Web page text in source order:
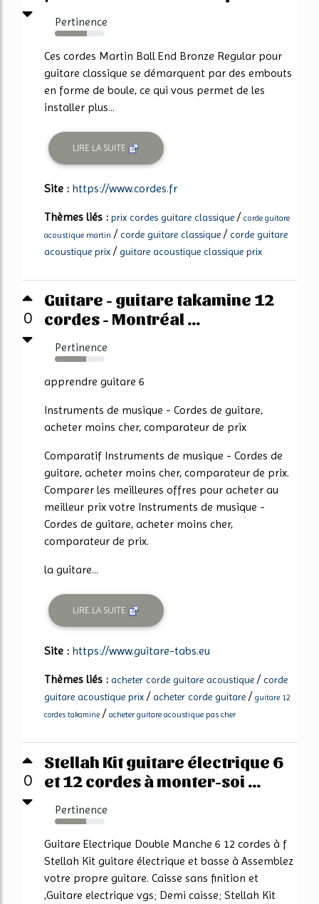
Pertinence
64%
Ces cordes Martin Ball End Bronze Regular pour
guitare classique se démarquent par des embouts
en forme de boule, ce qui vous permet de les
installer plus...
LIRE LA SUITE
Site : https://www.cordes.fr
Thèmes liés : prix cordes guitare classique / corde guitare
acoustique martin /corde guitare classique /corde guitare
acoustique prix /guitare acoustique classique prix
0
Guitare - guitare takamine 12
cordes - Montréal ...
Pertinence
63%
apprendre guitare 6
Instruments de musique - Cordes de guitare,
acheter moins cher, comparateur de prix
Comparatif Instruments de musique - Cordes de
guitare, acheter moins cher, comparateur de prix.
Comparer les meilleures offres pour acheter au
meilleur prix votre Instruments de musique -
Cordes de guitare, acheter moins cher,
comparateur de prix.
la guitare...
LIRE LA SUITE
Site : https://www.guitare-tabs.eu
Thèmes liés : acheter corde guitare acoustique /corde
guitare acoustique prix /acheter corde guitare / guitare 12
cordes takamine / acheter guitare acoustique pas cher
0
Stellah Kit guitare électrique 6
et 12 cordes à monter-soi ...
Pertinence
63%
Guitare Electrique Double Manche 6 12 cordes à f
Stellah Kit guitare électrique et basse à Assemblez
votre propre guitare. Caisse sans finition et
,Guitare electrique vgs; Demi caisse; Stellah Kit